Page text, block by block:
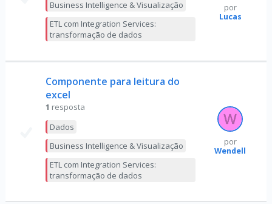
Business Intelligence & Visualização
ETL com Integration Services:
transformação de dados
por
Lucas
Componente para leitura do
excel
1 resposta
Dados
Business Intelligence & Visualização
ETL com Integration Services:
transformação de dados
por
Wendell